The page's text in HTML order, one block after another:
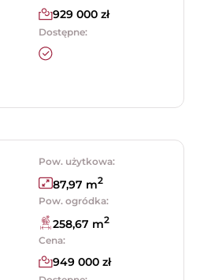
929 000 zł
Dostępne:
Pow. użytkowa:
87,97 m2
Pow. ogródka:
258,67 m2
Cena:
949 000 zł